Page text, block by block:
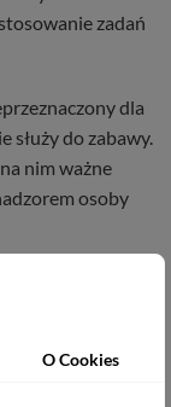
zadań
dla
służy do zabawy.
nim ważne
osoby
O Cookies